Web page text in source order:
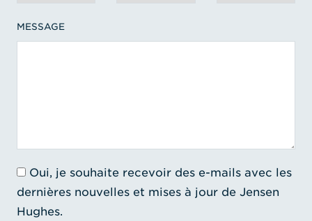
MESSAGE
Oui, je souhaite recevoir des e-mails avec les
dernières nouvelles et mises à jour de Jensen
Hughes.